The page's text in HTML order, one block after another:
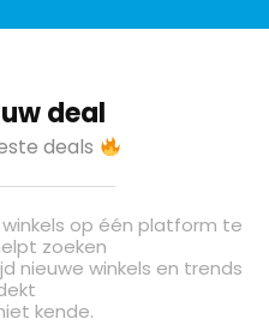
deal
deals
op één platform te
zoeken
nieuwe winkels en trends
kende.